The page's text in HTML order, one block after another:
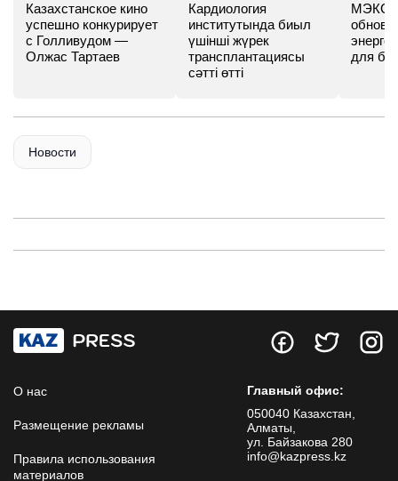
Казахстанское кино
успешно конкурирует
с Голливудом —
Олжас Тартаев
Кардиология
институтында биыл
үшінші жүрек
трансплантациясы
сәтті өтті
МЭКС -
для
Новости
О нас
Размещение рекламы
Правила использования
материалов
Главный офис:
050040 Казахстан,
Алматы,
ул. Байзакова 280
info@kazpress.kz